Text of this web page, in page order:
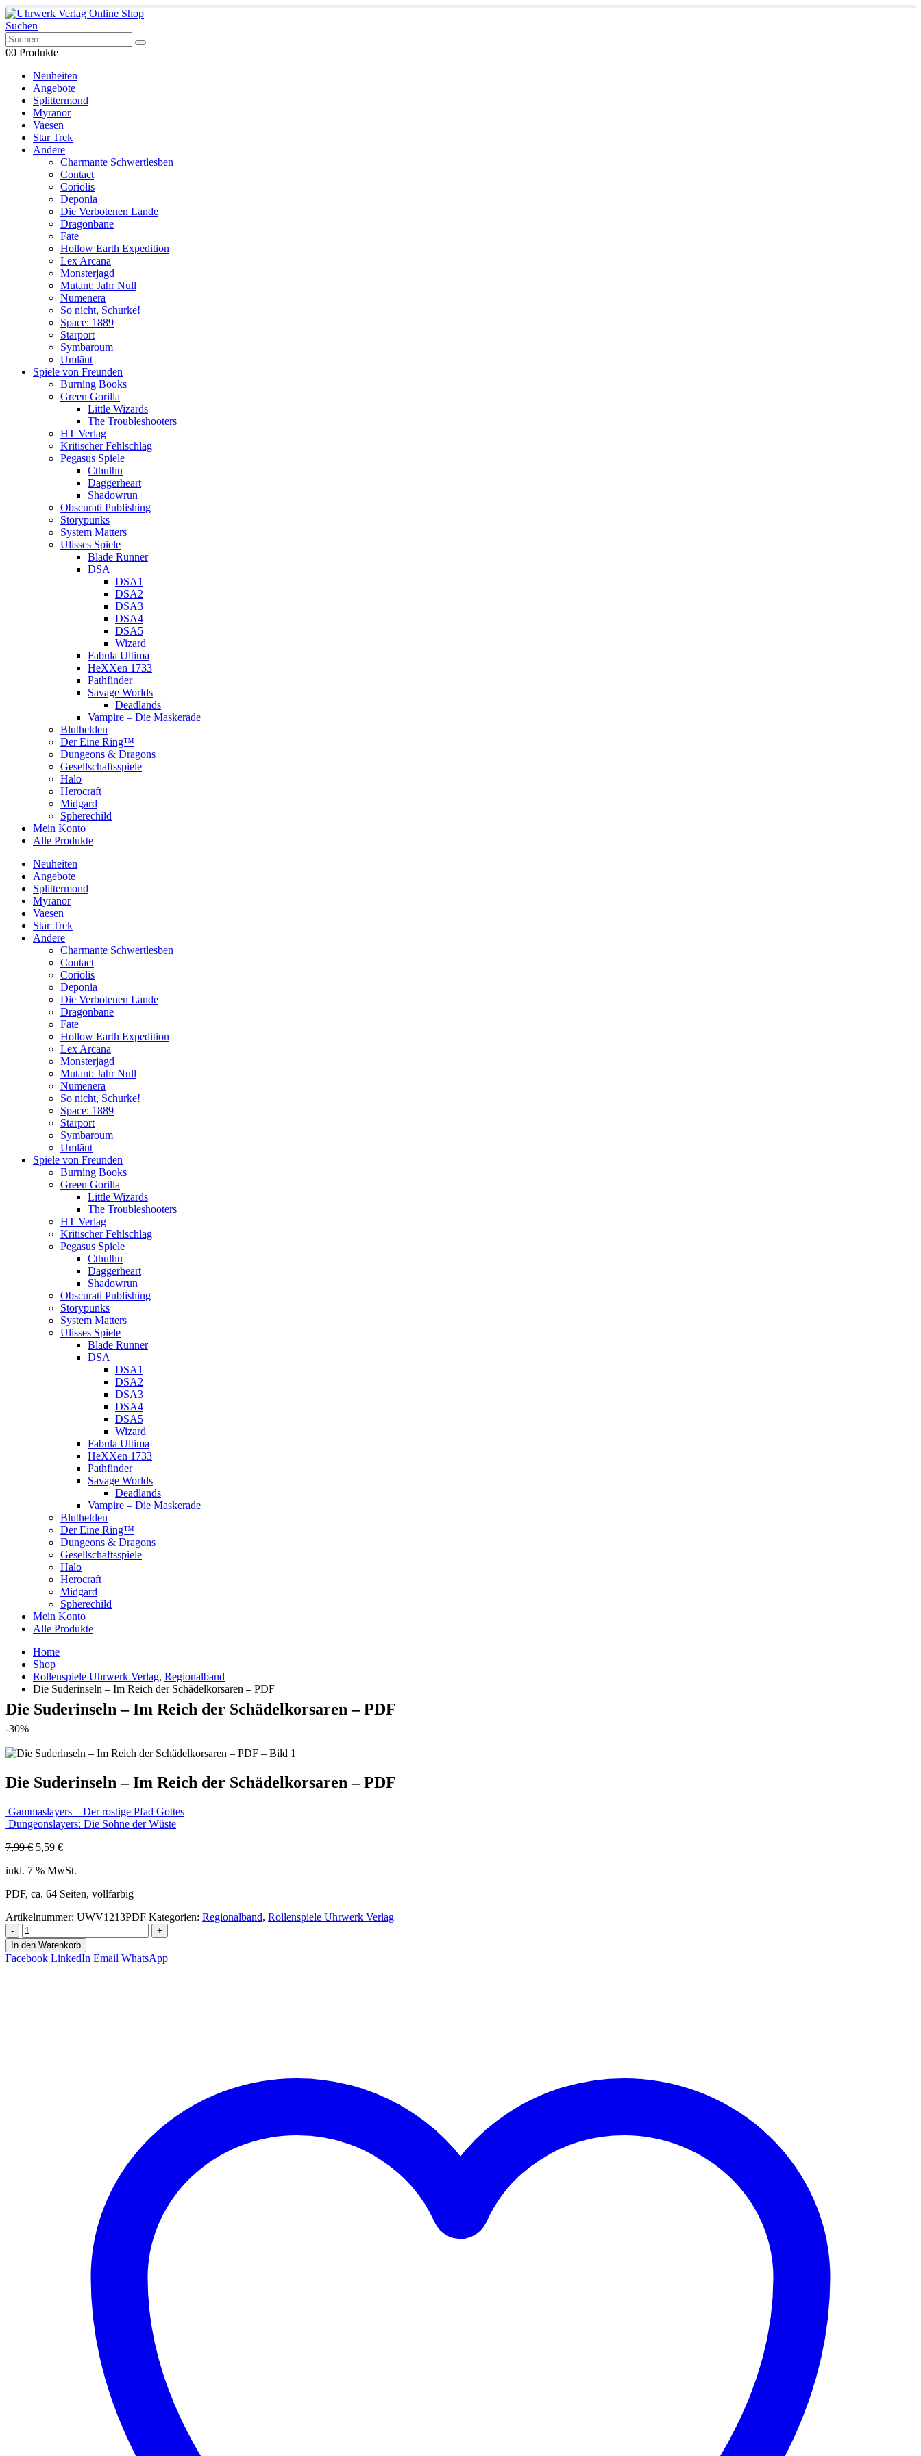
Suchen
00 Produkte
Neuheiten
Angebote
Splittermond
Myranor
Vaesen
Star Trek
Andere
Charmante Schwertlesben
Contact
Coriolis
Deponia
Die Verbotenen Lande
Dragonbane
Fate
Hollow Earth Expedition
Lex Arcana
Monsterjagd
Mutant: Jahr Null
Numenera
So nicht, Schurke!
Space: 1889
Starport
Symbaroum
Umläut
Spiele von Freunden
Burning Books
Green Gorilla
Little Wizards
The Troubleshooters
HT Verlag
Kritischer Fehlschlag
Pegasus Spiele
Cthulhu
Daggerheart
Shadowrun
Obscurati Publishing
Storypunks
System Matters
Ulisses Spiele
Blade Runner
DSA
DSA1
DSA2
DSA3
DSA4
DSA5
Wizard
Fabula Ultima
HeXXen 1733
Pathfinder
Savage Worlds
Deadlands
Vampire – Die Maskerade
Bluthelden
Der Eine Ring™
Dungeons & Dragons
Gesellschaftsspiele
Halo
Herocraft
Midgard
Spherechild
Mein Konto
Alle Produkte
Neuheiten
Angebote
Splittermond
Myranor
Vaesen
Star Trek
Andere
Charmante Schwertlesben
Contact
Coriolis
Deponia
Die Verbotenen Lande
Dragonbane
Fate
Hollow Earth Expedition
Lex Arcana
Monsterjagd
Mutant: Jahr Null
Numenera
So nicht, Schurke!
Space: 1889
Starport
Symbaroum
Umläut
Spiele von Freunden
Burning Books
Green Gorilla
Little Wizards
The Troubleshooters
HT Verlag
Kritischer Fehlschlag
Pegasus Spiele
Cthulhu
Daggerheart
Shadowrun
Obscurati Publishing
Storypunks
System Matters
Ulisses Spiele
Blade Runner
DSA
DSA1
DSA2
DSA3
DSA4
DSA5
Wizard
Fabula Ultima
HeXXen 1733
Pathfinder
Savage Worlds
Deadlands
Vampire – Die Maskerade
Bluthelden
Der Eine Ring™
Dungeons & Dragons
Gesellschaftsspiele
Halo
Herocraft
Midgard
Spherechild
Mein Konto
Alle Produkte
Home
Shop
Rollenspiele Uhrwerk Verlag, Regionalband
Die Suderinseln – Im Reich der Schädelkorsaren – PDF
Die Suderinseln – Im Reich der Schädelkorsaren – PDF
-30%
Die Suderinseln – Im Reich der Schädelkorsaren – PDF
Gammaslayers – Der rostige Pfad Gottes
Dungeonslayers: Die Söhne der Wüste
7,99€ Ursprünglicher
war:
5,59 €Aktueller
ist:
inkl. 7 % MwSt.
PDF, ca. 64 Seiten, vollfarbig
Artikelnummer: UWV1213PDF Kategorien: Regionalband, Rollenspiele Uhrwerk Verlag
-
+
In den Warenkorb
Facebook LinkedIn Email WhatsApp